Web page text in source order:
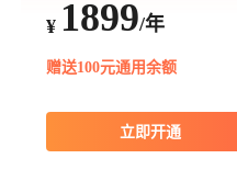
¥ 1899/年
赠送100元通用余额
立即开通